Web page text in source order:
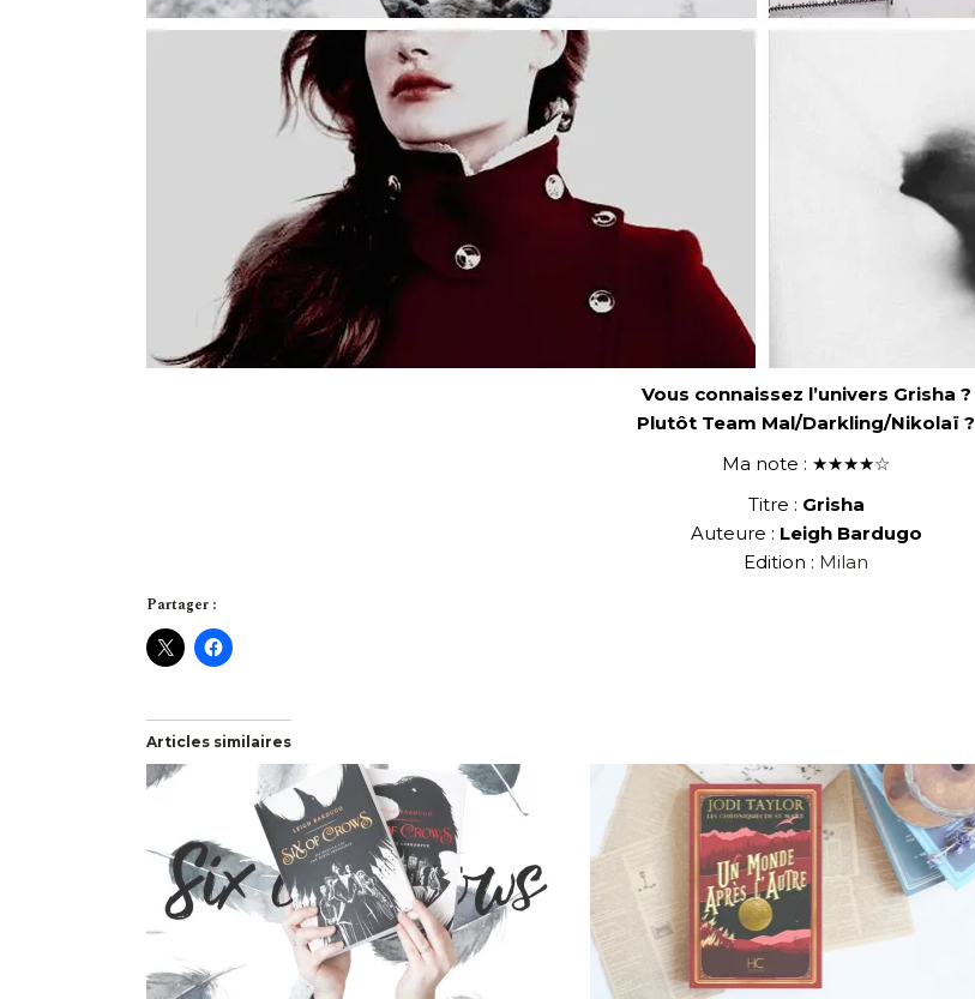
Vous connaissez l’univers Grisha ?
Plutôt Team Mal/Darkling/Nikolaï ?
Ma note : ★★★★☆
Titre : Grisha
Auteure : Leigh Bardugo
Edition : Milan
Partager :
Articles similaires